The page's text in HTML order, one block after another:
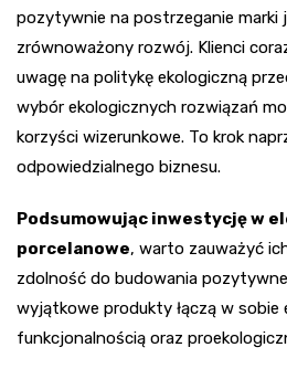
pozytywnie na postrzeganie marki
zrównoważony rozwój. Klienci
uwagę na politykę ekologiczną
wybór ekologicznych rozwiązań
korzyści wizerunkowe. To krok
odpowiedzialnego biznesu.
Podsumowując inwestycję w
porcelanowe, warto zauważyć
zdolność do budowania
wyjątkowe produkty łączą w sobie
funkcjonalnością oraz